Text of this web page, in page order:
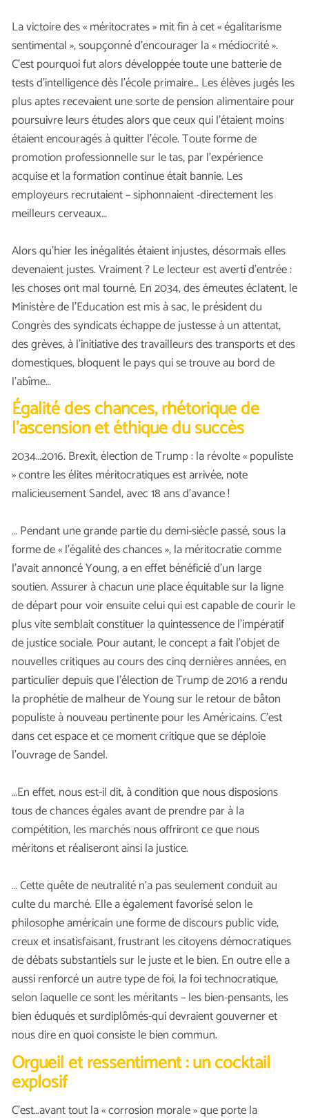
La victoire des « méritocrates » mit fin à cet « égalitarisme
sentimental », soupçonné d’encourager la « médiocrité ».
C’est pourquoi fut alors développée toute une batterie de
tests d’intelligence dès l’école primaire… Les élèves jugés les
plus aptes recevaient une sorte de pension alimentaire pour
poursuivre leurs études alors que ceux qui l’étaient moins
étaient encouragés à quitter l’école. Toute forme de
promotion professionnelle sur le tas, par l’expérience
acquise et la formation continue était bannie. Les
employeurs recrutaient – siphonnaient -directement les
meilleurs cerveaux…
Alors qu’hier les inégalités étaient injustes, désormais elles
devenaient justes. Vraiment ? Le lecteur est averti d’entrée :
les choses ont mal tourné. En 2034, des émeutes éclatent, le
Ministère de l’Education est mis à sac, le président du
Congrès des syndicats échappe de justesse à un attentat,
des grèves, à l’initiative des travailleurs des transports et des
domestiques, bloquent le pays qui se trouve au bord de
l’abîme…
Égalité des chances, rhétorique de
l’ascension et éthique du succès
2034…2016. Brexit, élection de Trump : la révolte « populiste
» contre les élites méritocratiques est arrivée, note
malicieusement Sandel, avec 18 ans d’avance !
… Pendant une grande partie du demi-siècle passé, sous la
forme de « l’égalité des chances », la méritocratie comme
l’avait annoncé Young, a en effet bénéficié d’un large
soutien. Assurer à chacun une place équitable sur la ligne
de départ pour voir ensuite celui qui est capable de courir le
plus vite semblait constituer la quintessence de l’impératif
de justice sociale. Pour autant, le concept a fait l’objet de
nouvelles critiques au cours des cinq dernières années, en
particulier depuis que l’élection de Trump de 2016 a rendu
la prophétie de malheur de Young sur le retour de bâton
populiste à nouveau pertinente pour les Américains. C’est
dans cet espace et ce moment critique que se déploie
l’ouvrage de Sandel.
…En effet, nous est-il dit, à condition que nous disposions
tous de chances égales avant de prendre par à la
compétition, les marchés nous offriront ce que nous
méritons et réaliseront ainsi la justice.
… Cette quête de neutralité n’a pas seulement conduit au
culte du marché. Elle a également favorisé selon le
philosophe américain une forme de discours public vide,
creux et insatisfaisant, frustrant les citoyens démocratiques
de débats substantiels sur le juste et le bien. En outre elle a
aussi renforcé un autre type de foi, la foi technocratique,
selon laquelle ce sont les méritants – les bien-pensants, les
bien éduqués et surdiplômés-qui devraient gouverner et
nous dire en quoi consiste le bien commun.
Orgueil et ressentiment : un cocktail
explosif
C’est…avant tout la « corrosion morale » que porte la